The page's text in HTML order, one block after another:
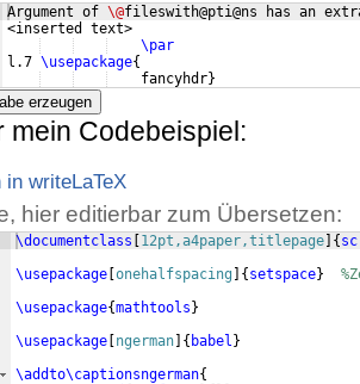
Argument of \@fileswith@pti@ns has an
<inserted text>
\par
l.7 \usepackage{
    fancyhdr
}
erzeugen
mein Codebeispiel:
in writeLaTeX
hier editierbar zum Übersetzen:
\documentclass 12pt,a4paper,titlepage {
\usepackage onehalfspacing { setspace}
\usepackage{mathtools }
\usepackage ngerman { babel }
\addto\captionsngerman{